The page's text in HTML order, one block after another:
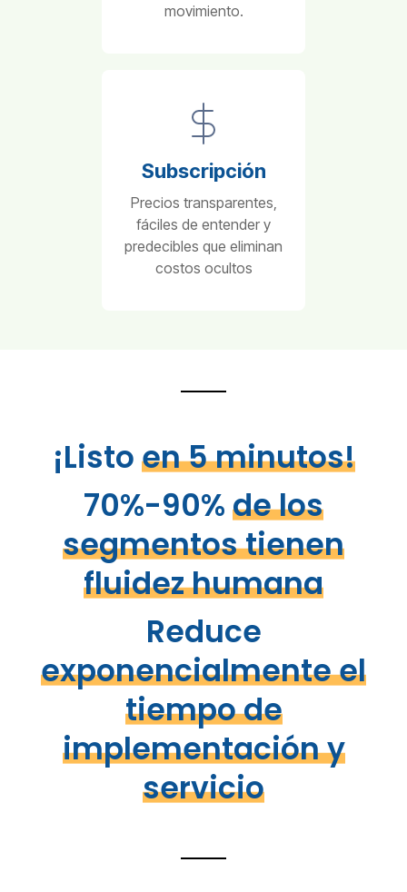
movimiento.
Subscripción
Precios transparentes,
fáciles de entender y
predecibles que eliminan
costos ocultos
¡Listoen 5 minutos!
70%-90%de los
segmentos tienen
fluidez humana
Reduce
exponencialmente el
tiempo de
implementación y
servicio